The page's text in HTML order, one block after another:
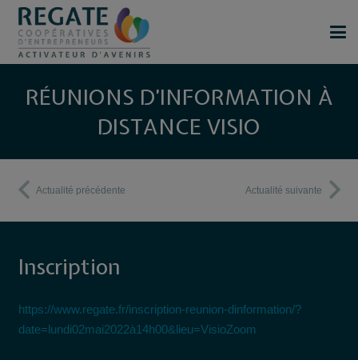
RÉUNIONS D’INFORMATION À
DISTANCE VISIO
Actualité précédente Actualité suivante
Inscription
https://www.regate.fr/inscription-reunion-dinformation/?
date=lundi02mai2022à14h00&lieu=VisioZoom